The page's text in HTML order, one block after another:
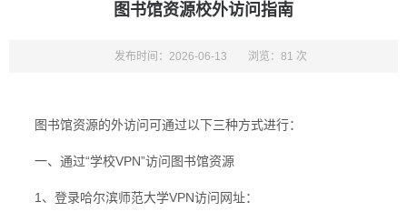
图书馆资源校外访问指南
发布时间：2026-06-13 浏览：81 次
图书馆资源的外访问可通过以下三种方式进行：
一、通过“学校VPN”访问图书馆资源
1、登录哈尔滨师范大学VPN访问网址：